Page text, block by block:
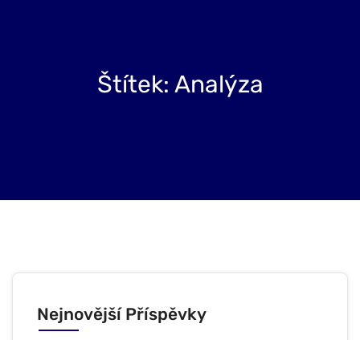
Štítek: Analýza
Nejnovější Příspěvky